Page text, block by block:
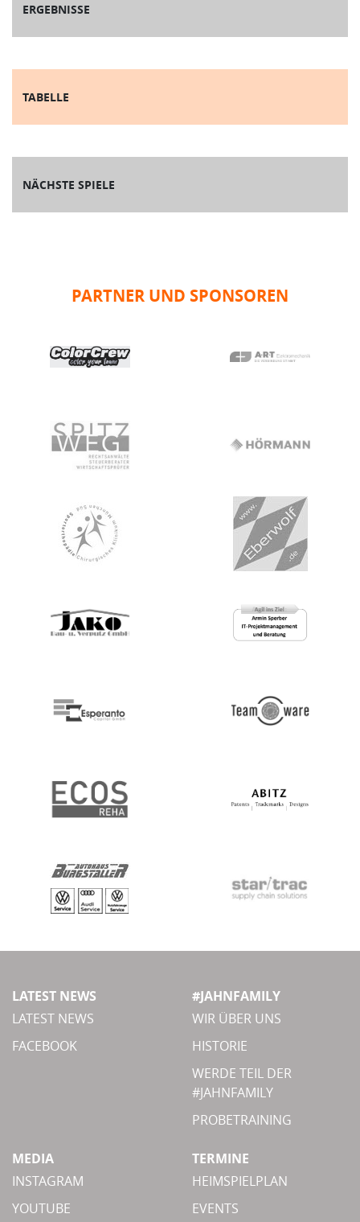
ERGEBNISSE
TABELLE
NÄCHSTE SPIELE
PARTNER UND SPONSOREN
LATEST NEWS
LATEST NEWS
FACEBOOK
#JAHNFAMILY
WIR ÜBER UNS
HISTORIE
WERDE TEIL DER
#JAHNFAMILY
PROBETRAINING
MEDIA
INSTAGRAM
YOUTUBE
TERMINE
HEIMSPIELPLAN
EVENTS